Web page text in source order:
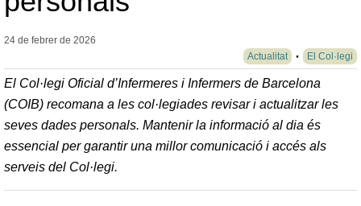
24 de febrer de 2026
Actualitat
El Col·legi
El Col·legi Oficial d’Infermeres i Infermers de Barcelona
(COIB) recomana a les col·legiades revisar i actualitzar les
seves dades personals. Mantenir la informació al dia és
essencial per garantir una millor comunicació i accés als
serveis del Col·legi.